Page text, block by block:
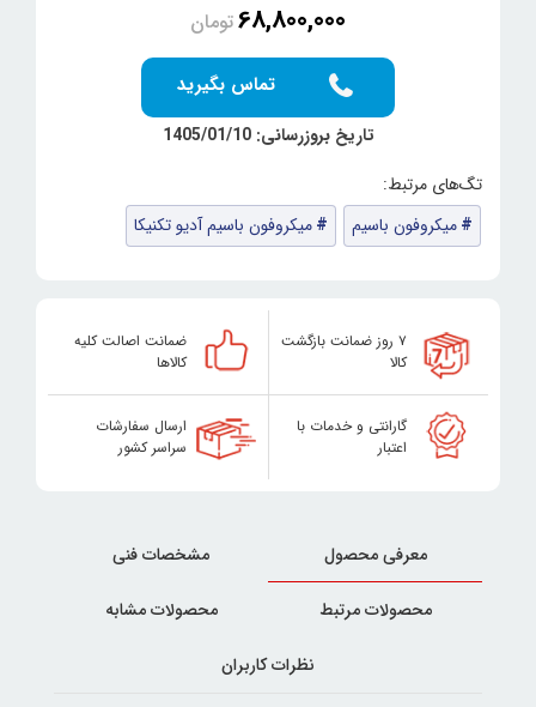
68,800,000تومان
تماس بگیرید
تاریخ بروزرسانی: 1405/01/10
میکروفون باسیم میکروفون باسیم آدیو تکنیکا
۷ روز ضمانت بازگشت
کالا
ضمانت اصالت کلیه
کالاها
گارانتی و خدمات با
اعتبار
ارسال سفارشات
سراسر کشور
معرفی محصول مشخصات فنی
محصولات مرتبط محصولات مشابه
نظرات کاربران